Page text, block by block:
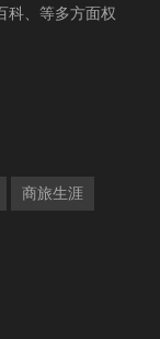
科、等多方面权
商旅生涯